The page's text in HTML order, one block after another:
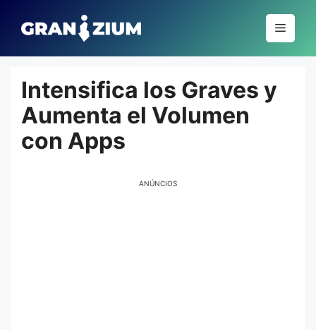
para
conteúdo
Menu
Intensifica los Graves y
Aumenta el Volumen
con Apps
ANÚNCIOS